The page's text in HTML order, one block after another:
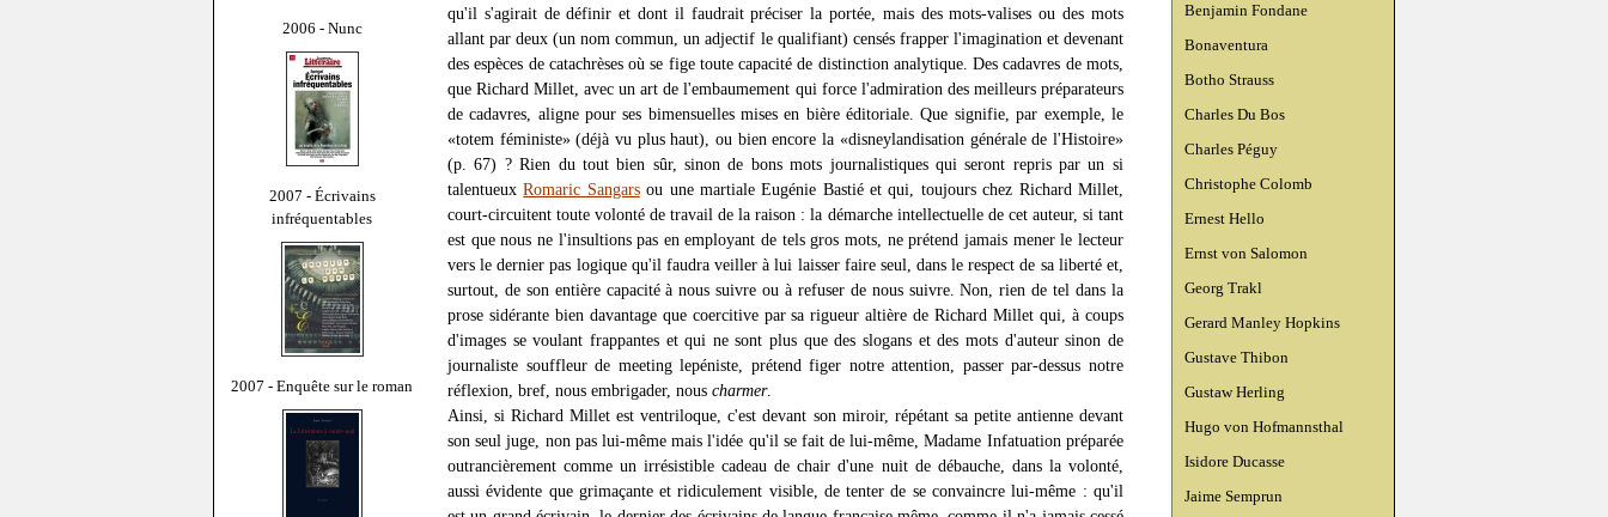
2006 - Nunc
2007 - Écrivains
infréquentables
2007 - Enquête sur le roman
Benjamin Fondane
Bonaventura
Botho Strauss
Charles Du Bos
Charles Péguy
Christophe Colomb
Ernest Hello
Ernst von Salomon
Georg Trakl
Gerard Manley Hopkins
Gustave Thibon
Gustaw Herling
Hugo von Hofmannsthal
Isidore Ducasse
Jaime Semprun
qu'il s'agirait de définir et dont il faudrait préciser la portée, mais des mots-valises ou des mots
allant par deux (un nom commun, un adjectif le qualifiant) censés frapper l'imagination et devenant
des espèces de catachrèses où se fige toute capacité de distinction analytique. Des cadavres de mots,
que Richard Millet, avec un art de l'embaumement qui force l'admiration des meilleurs préparateurs
de cadavres, aligne pour ses bimensuelles mises en bière éditoriale. Que signifie, par exemple, le
«totem féministe» (déjà vu plus haut), ou bien encore la «disneylandisation générale de l'Histoire»
(p. 67) ? Rien du tout bien sûr, sinon de bons mots journalistiques qui seront repris par un si
talentueuxRomaric Sangarsou une martiale Eugénie Bastié et qui, toujours chez Richard Millet,
court-circuitent toute volonté de travail de la raison : la démarche intellectuelle de cet auteur, si tant
est que nous ne l'insultions pas en employant de tels gros mots, ne prétend jamais mener le lecteur
vers le dernier pas logique qu'il faudra veiller à lui laisser faire seul, dans le respect de sa liberté et,
surtout, de son entière capacité à nous suivre ou à refuser de nous suivre. Non, rien de tel dans la
prose sidérante bien davantage que coercitive par sa rigueur altière de Richard Millet qui, à coups
d'images se voulant frappantes et qui ne sont plus que des slogans et des mots d'auteur sinon de
journaliste souffleur de meeting lepéniste, prétend figer notre attention, passer par-dessus notre
réflexion, bref, nous embrigader, nous charmer.
Ainsi, si Richard Millet est ventriloque, c'est devant son miroir, répétant sa petite antienne devant
son seul juge, non pas lui-même mais l'idée qu'il se fait de lui-même, Madame Infatuation préparée
outrancièrement comme un irrésistible cadeau de chair d'une nuit de débauche, dans la volonté,
aussi évidente que grimaçante et ridiculement visible, de tenter de se convaincre lui-même : qu'il